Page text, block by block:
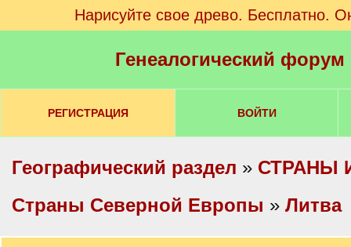
Нарисуйте свое древо. Бесплатно.
Генеалогический
РЕГИСТРАЦИЯ ВОЙТИ
Географический раздел » СТРАНЫ
Cтраны Северной Европы » Литва